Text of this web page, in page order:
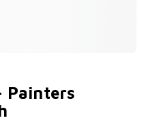
Painters